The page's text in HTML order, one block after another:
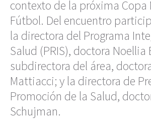
contexto de la próxima Copa
Fútbol. Del encuentro
la directora del Programa
Salud (PRIS), doctora Noellia
subdirectora del área,
Mattiacci; y la directora de
Promoción de la Salud,
Schujman.